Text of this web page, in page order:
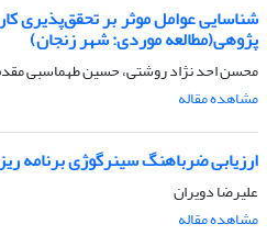
شناسایی عوامل موثر بر تحقق‌پذیری
پژوهی(مطالعه موردی: شهر زنجان)
محسن احد نژاد روشتی، حسین طهماسبی
مشاهده مقاله
ارزیابی ضرباهنگ سینرگوژی برنامه
علیرضا دویران
مشاهده مقاله